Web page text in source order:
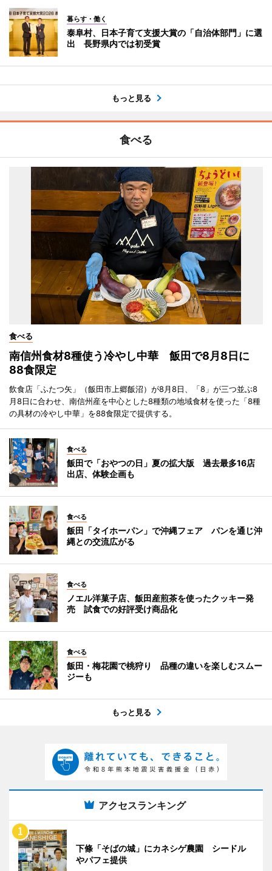
暮らす・働く
泰阜村、日本子育て支援大賞の「自治体部門」に選
出 長野県内では初受賞
もっと見る
食べる
食べる
南信州食材8種使う冷やし中華 飯田で8月8日に
88食限定
飲食店「ふたつ矢」（飯田市上郷飯沼）が8月8日、「8」が三つ並ぶ8
月8日に合わせ、南信州産を中心とした8種類の地域食材を使った「8種
の具材の冷やし中華」を88食限定で提供する。
食べる
飯田で「おやつの日」夏の拡大版 過去最多16店
出店、体験企画も
食べる
飯田「タイホーパン」で沖縄フェア パンを通じ沖
縄との交流広がる
食べる
ノエル洋菓子店、飯田産煎茶を使ったクッキー発
売 試食での好評受け商品化
食べる
飯田・梅花園で桃狩り 品種の違いを楽しむスムー
ジーも
もっと見る
アクセスランキング
下條「そばの城」にカネシゲ農園 シードル
やパフェ提供